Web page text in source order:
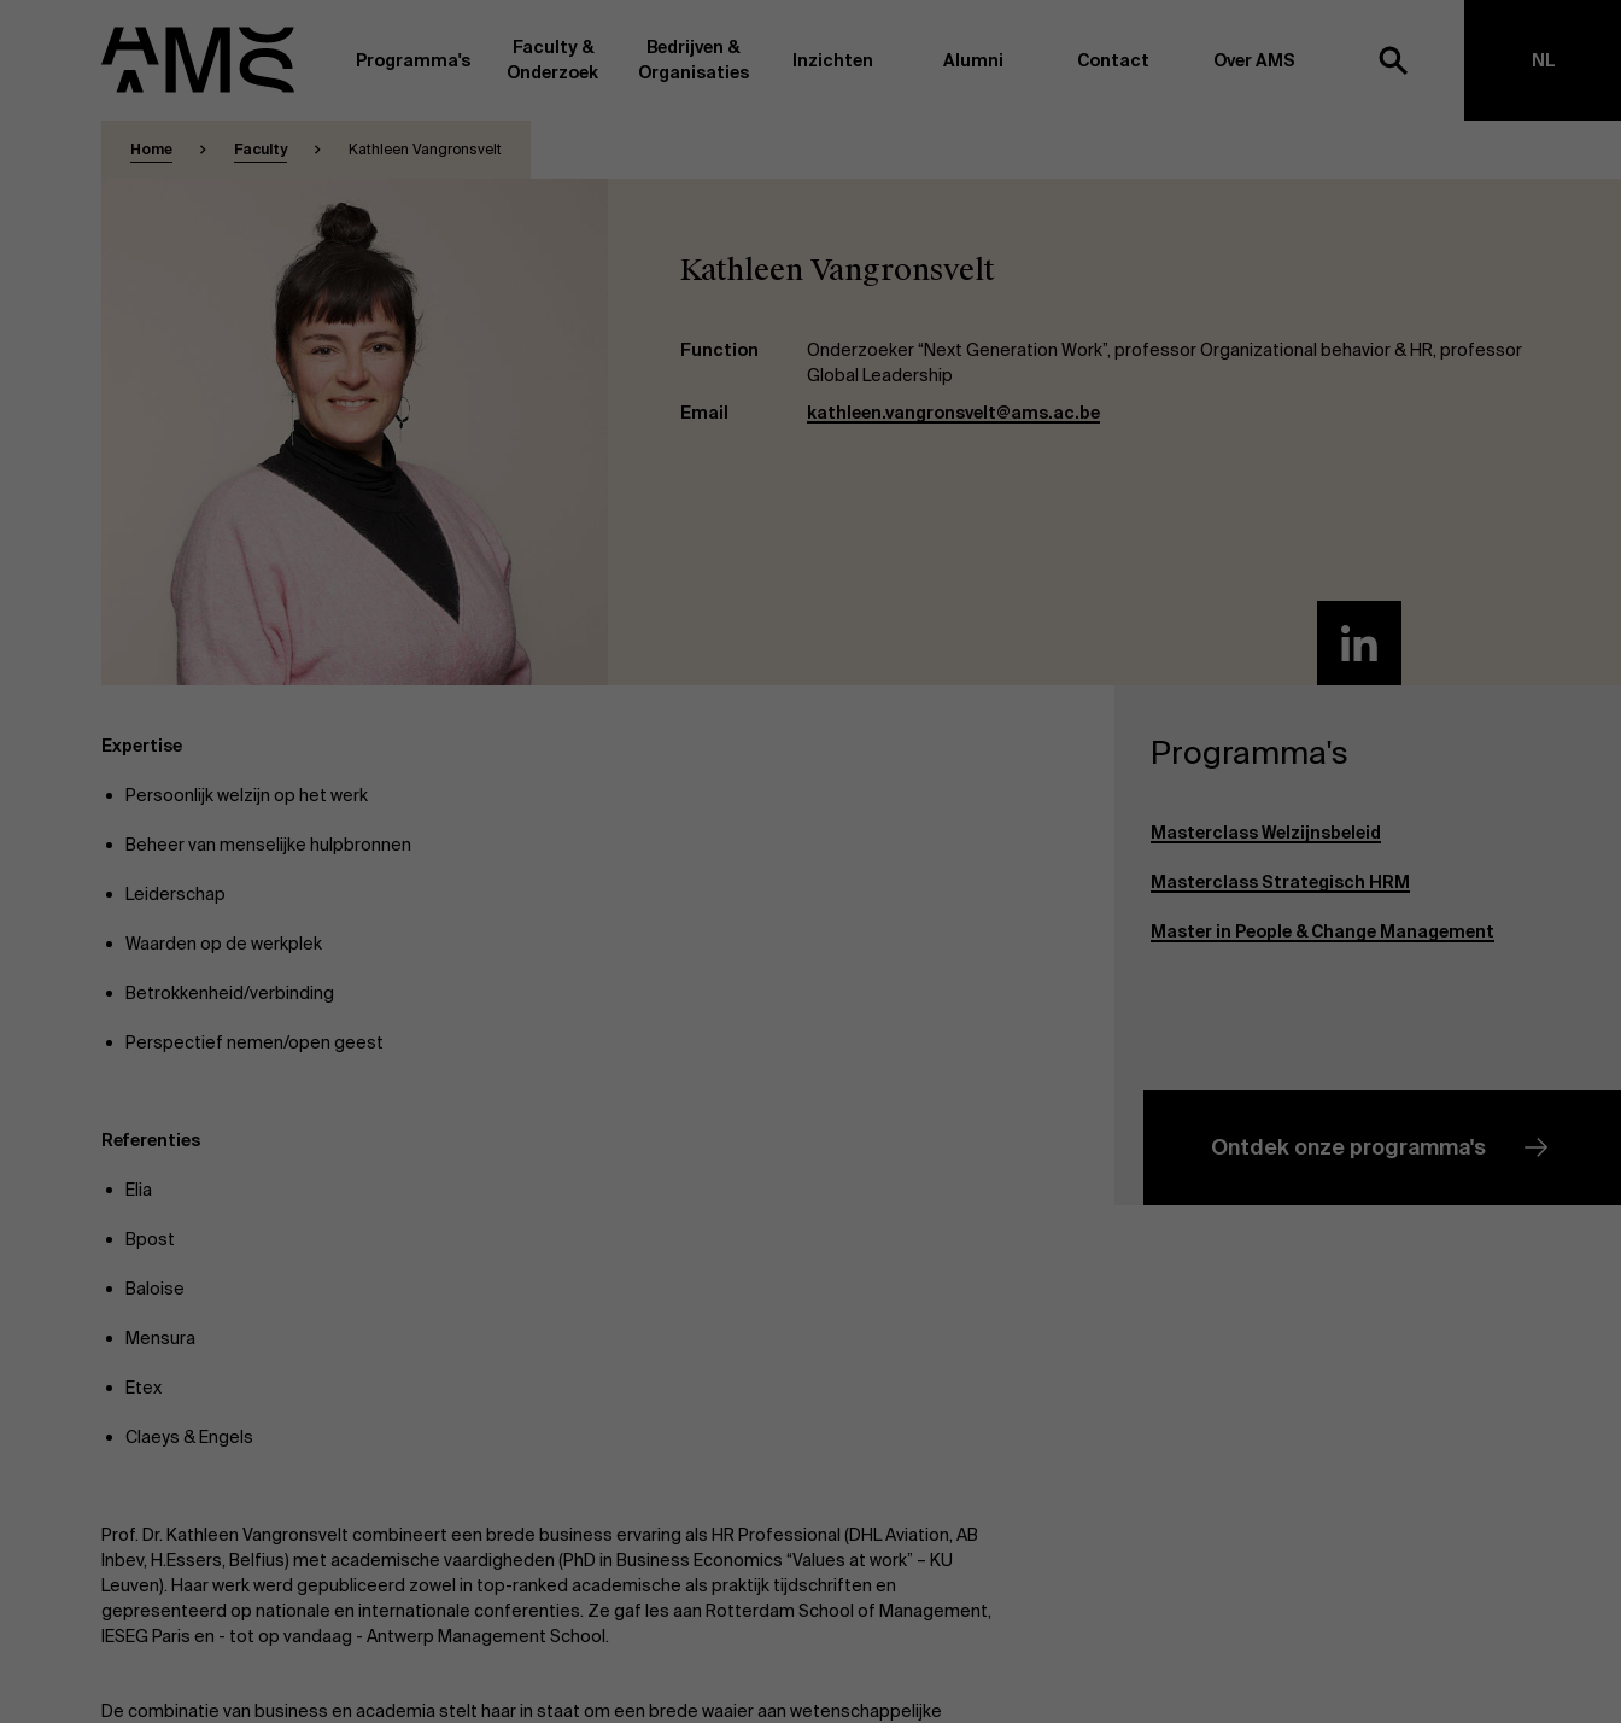
Programma's
Part-time programma's
Programma's op maat
Publieke & Social Profit Sector
Strategie & Innovatie
Supply Chain
Sustainable Transformation
Faculty &
Onderzoek
Faculty
Een kern van voltijdse academici, in dienst van AMS of gedeeld met de
Universiteit Antwerpen, vormt de ruggengraat van de AMS faculty
gemeenschap. Aanvullend daarop heeft een grote groep academici uit
andere universiteiten, lokaal en internationaal, en lesgevers met
praktijkervaring in de bedrijfswereld een deeltijdse opdracht aan de school.
Door hun specifieke expertise en hun professionele ervaring geven zij
volledige, praktijkgericht en wetenschappelijk actuele
managementinzichten. Samen bezorgen zij al onze deelnemers een
leerervaring van topkwaliteit.
onderzoeksteam houden we de vinger aan de pols omtrent
effectieve veranderingen te realiseren. Onze ambitie is dan ook duidelijk:
“Opening minds to impact the world”
Bedrijven &
Organisaties
Inzichten Alumni Contact Over AMS NL
Home Faculty Kathleen Vangronsvelt
Kathleen Vangronsvelt
Function
Onderzoeker “Next Generation Work”, professor Organizational behavior & HR, professor
Global Leadership
Email
kathleen.vangronsvelt@ams.ac.be
Expertise
Persoonlijk welzijn op het werk
Beheer van menselijke hulpbronnen
Leiderschap
Waarden op de werkplek
Betrokkenheid/verbinding
Perspectief nemen/open geest
Referenties
Elia
Bpost
Baloise
Mensura
Etex
Claeys & Engels
Prof. Dr. Kathleen Vangronsvelt combineert een brede business ervaring als HR Professional (DHL Aviation, AB
Inbev, H.Essers, Belfius) met academische vaardigheden (PhD in Business Economics “Values at work” – KU
Leuven). Haar werk werd gepubliceerd zowel in top-ranked academische als praktijk tijdschriften en
gepresenteerd op nationale en internationale conferenties. Ze gaf les aan Rotterdam School of Management,
IESEG Paris en - tot op vandaag - Antwerp Management School.
De combinatie van business en academia stelt haar in staat om een brede waaier aan wetenschappelijke
Programma's
Masterclass Welzijnsbeleid
Masterclass Strategisch HRM
Master in People & Change Management
Ontdek onze programma's